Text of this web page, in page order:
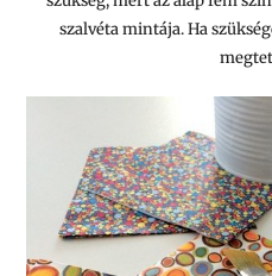
szalvéta mintája. Ha